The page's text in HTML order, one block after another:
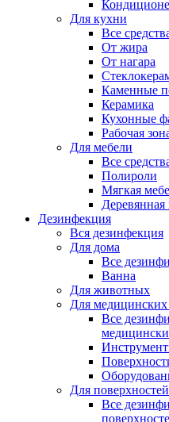
Для кухни
Все
От жира
От нагара
Каменные
Керамика
Кухонные
Рабочая
Для мебели
Все
Полироли
Мягкая
Деревянная
Дезинфекция
Вся дезинфекция
Для дома
Все
Ванна
Для животных
Для
Все
Для поверхностей
Все